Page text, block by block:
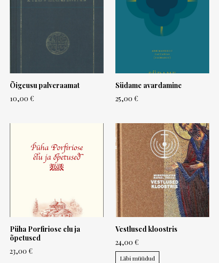
Õigeusu palveraamat
10,00 €
Südame avardamine
25,00 €
Püha Porfiriose elu ja
õpetused
23,00 €
Vestlused kloostris
24,00 €
Läbi müüdud